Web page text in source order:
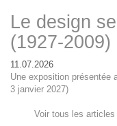
Le design
(1927-
11.07.2026
Une exposition présentée
3 janvier 2027)
Voir tous les articles